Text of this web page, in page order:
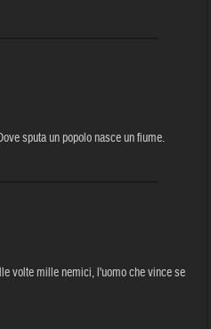
sputa un popolo nasce un fiume.
volte mille nemici, l'uomo che vince se